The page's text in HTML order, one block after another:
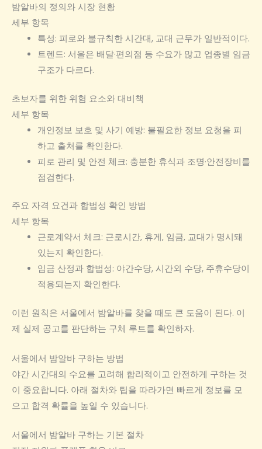
밤알바의 정의와 시장 현황
세부 항목
특성: 피로와 불규칙한 시간대, 교대 근무가 일반적이다.
트렌드: 서울은 배달·편의점 등 수요가 많고 업종별 임금
구조가 다르다.
초보자를 위한 위험 요소와 대비책
세부 항목
개인정보 보호 및 사기 예방: 불필요한 정보 요청을 피
하고 출처를 확인한다.
피로 관리 및 안전 체크: 충분한 휴식과 조명·안전장비를
점검한다.
주요 자격 요건과 합법성 확인 방법
세부 항목
근로계약서 체크: 근로시간, 휴게, 임금, 교대가 명시돼
있는지 확인한다.
임금 산정과 합법성: 야간수당, 시간외 수당, 주휴수당이
적용되는지 확인한다.
이런 원칙은 서울에서 밤알바를 찾을 때도 큰 도움이 된다. 이
제 실제 공고를 판단하는 구체 루트를 확인하자.
서울에서 밤알바 구하는 방법
야간 시간대의 수요를 고려해 합리적이고 안전하게 구하는 것
이 중요합니다. 아래 절차와 팁을 따라가면 빠르게 정보를 모
으고 합격 확률을 높일 수 있습니다.
서울에서 밤알바 구하는 기본 절차